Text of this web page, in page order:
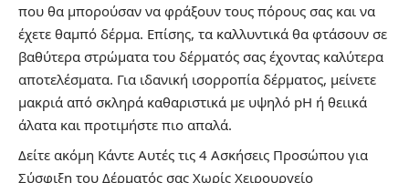
που θα μπορούσαν να φράξουν τους πόρους σας και να
έχετε θαμπό δέρμα. Επίσης, τα καλλυντικά θα φτάσουν σε
βαθύτερα στρώματα του δέρματός σας έχοντας καλύτερα
αποτελέσματα. Για ιδανική ισορροπία δέρματος, μείνετε
μακριά από σκληρά καθαριστικά με υψηλό pH ή θειικά
άλατα και προτιμήστε πιο απαλά.
Δείτε ακόμη Κάντε Αυτές τις 4 Ασκήσεις Προσώπου για
Σύσφιξη του Δέρματός σας Χωρίς Χειρουργείο